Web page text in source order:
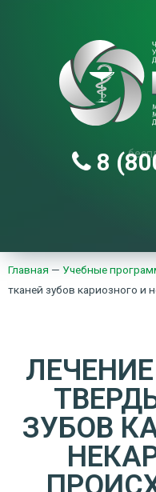
8
Главная — Учебные
тканей зубов кариозного и
ЗУБОВ